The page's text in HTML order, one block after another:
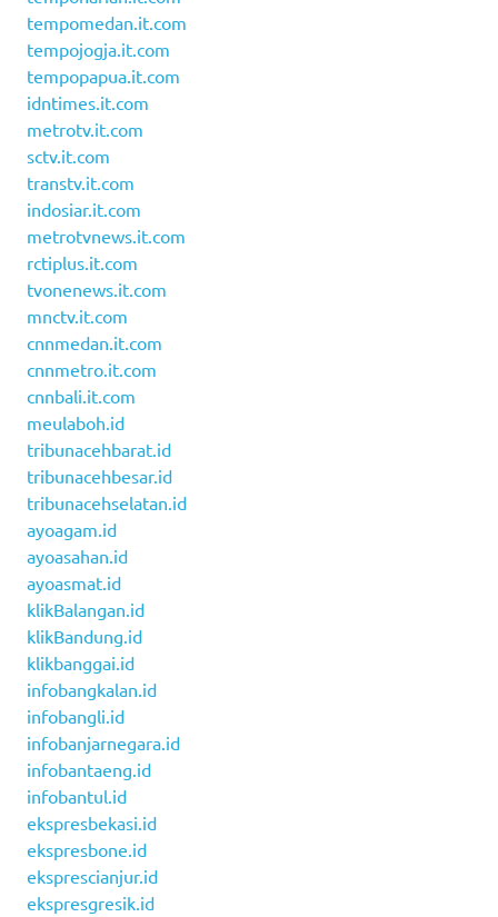
tempomedan.it.com
tempojogja.it.com
tempopapua.it.com
idntimes.it.com
metrotv.it.com
sctv.it.com
transtv.it.com
indosiar.it.com
metrotvnews.it.com
rctiplus.it.com
tvonenews.it.com
mnctv.it.com
cnnmedan.it.com
cnnmetro.it.com
cnnbali.it.com
meulaboh.id
tribunacehbarat.id
tribunacehbesar.id
tribunacehselatan.id
ayoagam.id
ayoasahan.id
ayoasmat.id
klikBalangan.id
klikBandung.id
klikbanggai.id
infobangkalan.id
infobangli.id
infobanjarnegara.id
infobantaeng.id
infobantul.id
ekspresbekasi.id
ekspresbone.id
eksprescianjur.id
ekspresgresik.id